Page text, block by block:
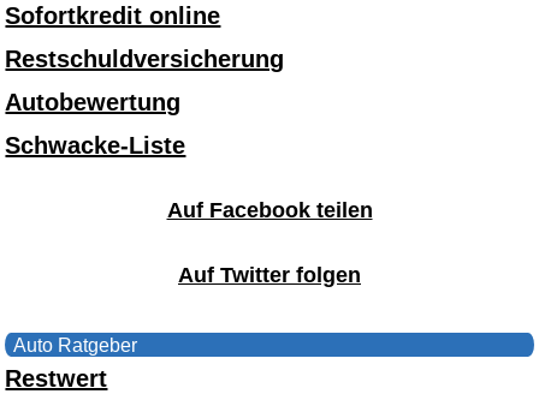
Sofortkredit online
Restschuldversicherung
Autobewertung
Schwacke-Liste
Auf Facebook teilen
Auf Twitter folgen
Auto Ratgeber
Restwert